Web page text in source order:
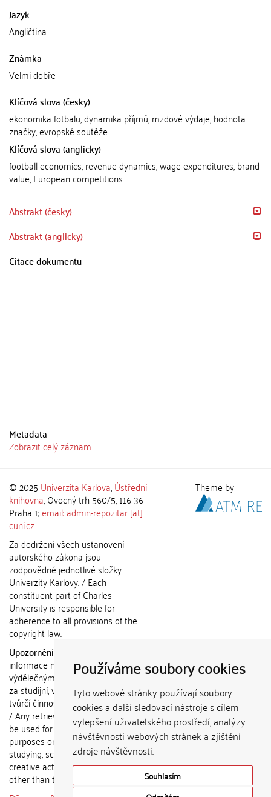
Používáme soubory cookies
Tyto webové stránky používají soubory
cookies a další sledovací nástroje s cílem
vylepšení uživatelského prostředí, analýzy
návštěvnosti webových stránek a zjištění
zdroje návštěvnosti.
Souhlasím
Jazyk
Angličtina
Známka
Velmi dobře
Klíčová slova (česky)
ekonomika fotbalu, dynamika příjmů, mzdové výdaje, hodnota
značky, evropské soutěže
Klíčová slova (anglicky)
football economics, revenue dynamics, wage expenditures, brand
value, European competitions
Abstrakt (česky)
Abstrakt (anglicky)
Citace dokumentu
Metadata
Zobrazit celý záznam
© 2025 Univerzita Karlova,Ústřední
knihovna, Ovocný trh 560/5, 116 36
Praha 1;email: admin-repozitar [at]
cuni.cz
Za dodržení všech ustanovení
autorského zákona jsou
zodpovědné jednotlivé složky
Univerzity Karlovy. / Each
constituent part of Charles
University is responsible for
adherence to all provisions of the
copyright law.
Upozornění / Notice:
informace nemohou být použity k
výdělečným účelům nebo vydávány
za studijní, vědeckou nebo jinou
tvůrčí činnost jiné osoby než autora.
/ Any retrieved information shall not
be used for any commercial
purposes or claimed as results of
studying, scientific or any other
creative activities of any person
other than the author.
Theme by